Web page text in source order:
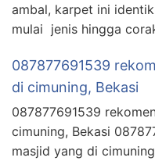
ambal, karpet ini
mulai jenis hingga
087877691539
di cimuning, Bekasi
087877691539
cimuning, Bekasi
masjid yang di